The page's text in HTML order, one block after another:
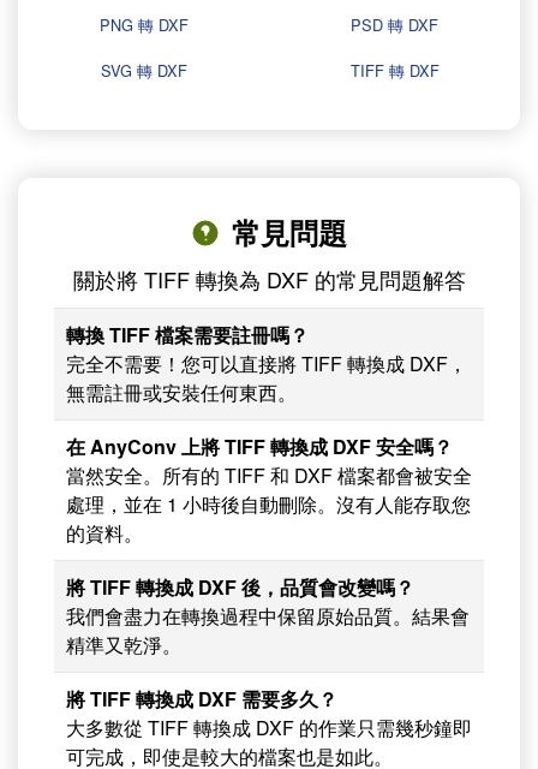
PNG 轉 DXF
PSD 轉 DXF
SVG 轉 DXF
TIFF 轉 DXF
常見問題
關於將 TIFF 轉換為 DXF 的常見問題解答
轉換 TIFF 檔案需要註冊嗎？
完全不需要！您可以直接將 TIFF 轉換成 DXF，
無需註冊或安裝任何東西。
在 AnyConv 上將 TIFF 轉換成 DXF 安全嗎？
當然安全。所有的 TIFF 和 DXF 檔案都會被安全
處理，並在 1 小時後自動刪除。沒有人能存取您
的資料。
將 TIFF 轉換成 DXF 後，品質會改變嗎？
我們會盡力在轉換過程中保留原始品質。結果會
精準又乾淨。
將 TIFF 轉換成 DXF 需要多久？
大多數從 TIFF 轉換成 DXF 的作業只需幾秒鐘即
可完成，即使是較大的檔案也是如此。